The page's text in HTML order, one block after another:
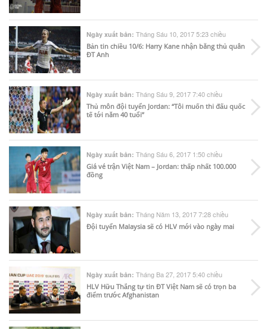
Ngày xuất bản: Tháng Sáu 10, 2017 5:23 chiều
Bản tin chiều 10/6: Harry Kane nhận băng thủ quân
ĐT Anh
Ngày xuất bản: Tháng Sáu 9, 2017 7:40 chiều
Thủ môn đội tuyển Jordan: “Tôi muốn thi đấu quốc
tế tới năm 40 tuổi”
Ngày xuất bản: Tháng Sáu 6, 2017 1:50 chiều
Giá vé trận Việt Nam – Jordan: thấp nhất 100.000
đồng
Ngày xuất bản: Tháng Năm 13, 2017 7:28 chiều
Đội tuyển Malaysia sẽ có HLV mới vào ngày mai
Ngày xuất bản: Tháng Ba 27, 2017 5:40 chiều
HLV Hữu Thắng tự tin ĐT Việt Nam sẽ có trọn ba
điểm trước Afghanistan